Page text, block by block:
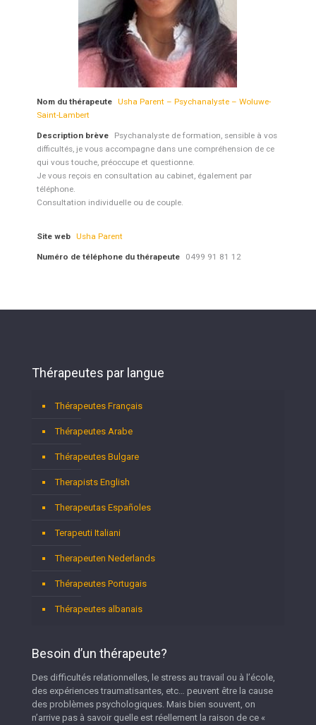
Nom du thérapeute Usha Parent – Psychanalyste – Woluwe-
Saint-Lambert
Description brève
Psychanalyste de formation, sensible à vos
difficultés, je vous accompagne dans une compréhension de ce
qui vous touche, préoccupe et questionne.
Je vous reçois en consultation au cabinet, également par
téléphone.
Consultation individuelle ou de couple.
Site web Usha Parent
Numéro de téléphone du thérapeute 0499 91 81 12
Thérapeutes par langue
Thérapeutes Français
Thérapeutes Arabe
Thérapeutes Bulgare
Therapists English
Therapeutas Españoles
Terapeuti Italiani
Therapeuten Nederlands
Thérapeutes Portugais
Thérapeutes albanais
Besoin d’un thérapeute?
Des difficultés relationnelles, le stress au travail ou à l’école,
des expériences traumatisantes, etc… peuvent être la cause
des problèmes psychologiques. Mais bien souvent, on
n’arrive pas à savoir quelle est réellement la raison de ce «